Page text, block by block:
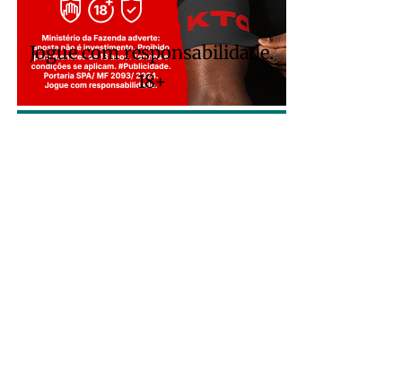
Jogue com responsabilidade.
18+